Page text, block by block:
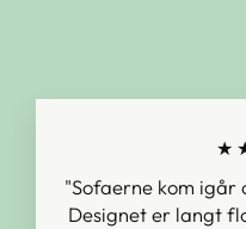
"Sofaerne kom igår
Designet er langt